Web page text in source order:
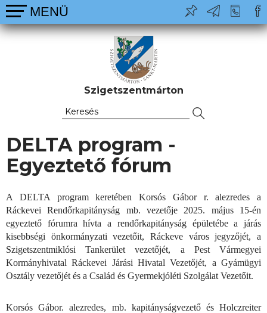
Szigetszentmárton
DELTA program -
Egyeztető fórum
A DELTA program keretében Korsós Gábor r. alezredes a
Ráckevei Rendőrkapitányság mb. vezetője 2025. május 15-én
egyeztető fórumra hívta a rendőrkapitányság épületébe a járás
kisebbségi önkormányzati vezetőit, Ráckeve város jegyzőjét, a
Szigetszentmiklósi Tankerület vezetőjét, a Pest Vármegyei
Kormányhivatal Ráckevei Járási Hivatal Vezetőjét, a Gyámügyi
Osztály vezetőjét és a Család és Gyermekjóléti Szolgálat Vezetőit.
Korsós Gábor. alezredes, mb. kapitányságvezető és Holczreiter